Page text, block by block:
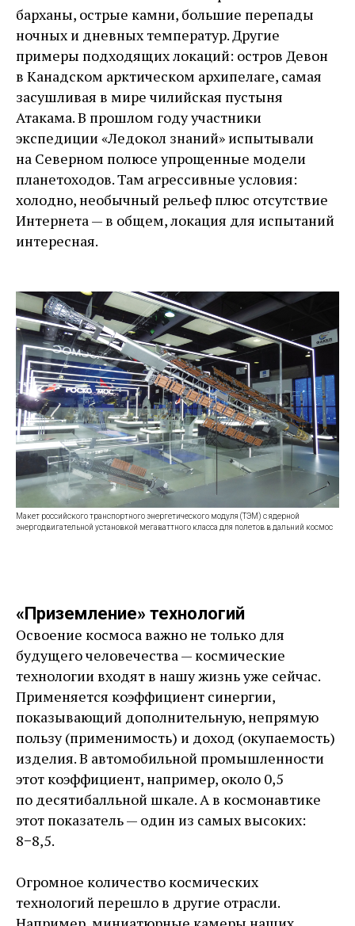
барханы, острые камни, большие перепады
ночных и дневных температур. Другие
примеры подходящих локаций: остров Девон
в Канадском арктическом архипелаге, самая
засушливая в мире чилийская пустыня
Атакама. В прошлом году участники
экспедиции «Ледокол знаний» испытывали
на Северном полюсе упрощенные модели
планетоходов. Там агрессивные условия:
холодно, необычный рельеф плюс отсутствие
Интернета — ​в общем, локация для испытаний
интересная.
Макет российского транспортного энергетического модуля (ТЭМ) с ядерной
энергодвигательной установкой мегаваттного класса для полетов в дальний космос
«Приземление» технологий
Освоение космоса важно не только для
будущего человечества — ​космические
технологии входят в нашу жизнь уже сейчас.
Применяется коэффициент синергии,
показывающий дополнительную, непрямую
пользу (применимость) и доход (окупаемость)
изделия. В автомобильной промышленности
этот коэффициент, например, около 0,5
по десятибалльной шкале. А в космонавтике
этот показатель — ​один из самых высоких:
8−8,5.
Огромное количество космических
технологий перешло в другие отрасли.